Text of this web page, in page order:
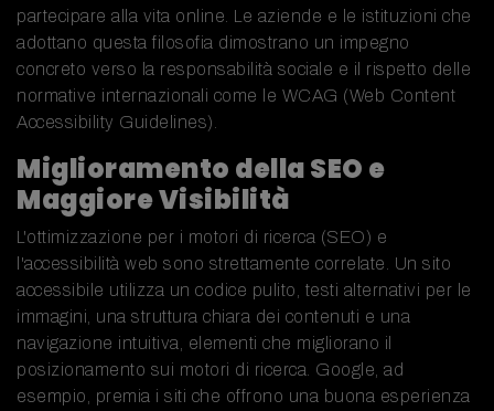
partecipare alla vita online. Le aziende e le istituzioni che
adottano questa filosofia dimostrano un impegno
concreto verso la responsabilità sociale e il rispetto delle
normative internazionali come le WCAG (Web Content
Accessibility Guidelines).
Miglioramento della SEO e
Maggiore Visibilità
L'ottimizzazione per i motori di ricerca (SEO) e
l'accessibilità web sono strettamente correlate. Un sito
accessibile utilizza un codice pulito, testi alternativi per le
immagini, una struttura chiara dei contenuti e una
navigazione intuitiva, elementi che migliorano il
posizionamento sui motori di ricerca. Google, ad
esempio, premia i siti che offrono una buona esperienza